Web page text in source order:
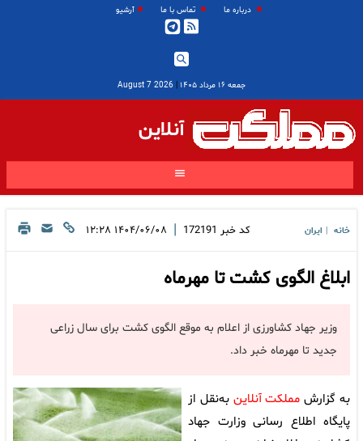
درباره ما تماس با ما آرشیو
جمعه ۱۶ مرداد ۱۴۰۵ |
2026 August 7
آنلاین
خانه ایران کد خبر 172191
| ۱۴۰۴/۰۶/۰۸ ۱۲:۲۸
ابلاغ الگوی کشت تا مهرماه
وزیر جهاد کشاورزی از اعلام به موقع الگوی کشت برای سال زراعی
جدید تا مهرماه خبر داد.
به گزارش مملکت آنلاینبه‌نقل از
پایگاه اطلاع رسانی وزارت جهاد